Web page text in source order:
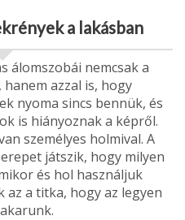
a lakásban
álomszobái nemcsak a
azzal is, hogy
nyoma sincs bennük, és
is hiányoznak a képről.
személyes holmival. A
játszik, hogy milyen
és hol használjuk
a titka, hogy az legyen